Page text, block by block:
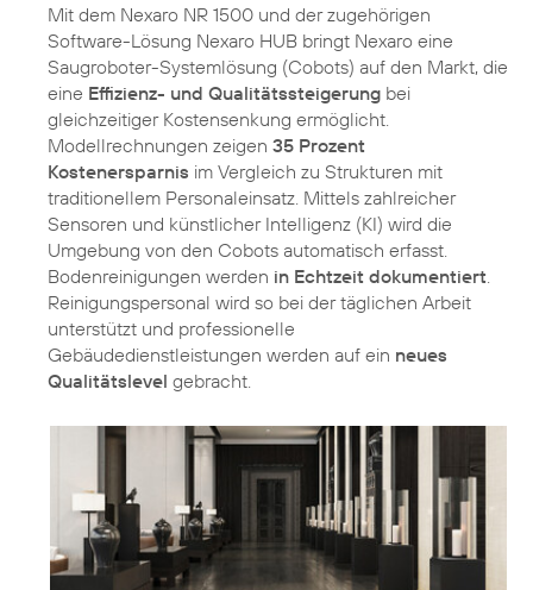
Mit dem Nexaro NR 1500 und der zugehörigen
Software-Lösung Nexaro HUB bringt Nexaro eine
Saugroboter-Systemlösung (Cobots) auf den Markt, die
eine Effizienz- und Qualitätssteigerung bei
gleichzeitiger Kostensenkung ermöglicht.
Modellrechnungen zeigen 35 Prozent
Kostenersparnis im Vergleich zu Strukturen mit
traditionellem Personaleinsatz. Mittels zahlreicher
Sensoren und künstlicher Intelligenz (KI) wird die
Umgebung von den Cobots automatisch erfasst.
Bodenreinigungen werden in Echtzeit dokumentiert
Reinigungspersonal wird so bei der täglichen Arbeit
unterstützt und professionelle
Gebäudedienstleistungen werden auf ein neues
Qualitätslevel